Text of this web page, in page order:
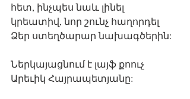
հետ, ինչպես նաև լինել
կրեատիվ, նոր շունչ հաղորդել
Ձեր ստեղծարար նախագծերին:
Ներկայացնում է լայֆ քոուչ
Արեւիկ Հայրապետյանը: